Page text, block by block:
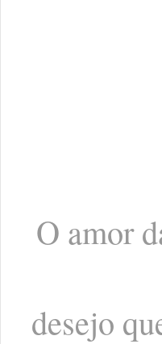
O amor
desejo